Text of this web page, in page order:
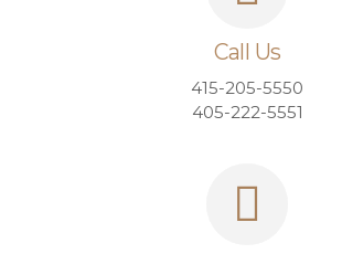
Call Us
415-205-5550
405-222-5551